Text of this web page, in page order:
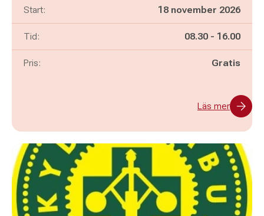
Start: 18 november 2026
Tid: Pågår mellan
08.30 - och
16.00
Pris: Gratis
Läs mer